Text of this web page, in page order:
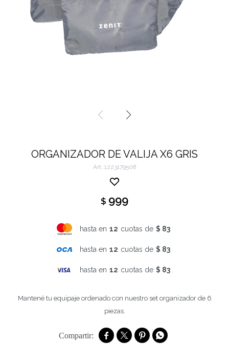
ORGANIZADOR DE VALIJA X6 GRIS
1223179508
$ 999
hasta en 12 cuotas de $ 83
hasta en 12 cuotas de $ 83
hasta en 12 cuotas de $ 83
Mantené tu equipaje ordenado con nuestro set organizador de 6
piezas.
   